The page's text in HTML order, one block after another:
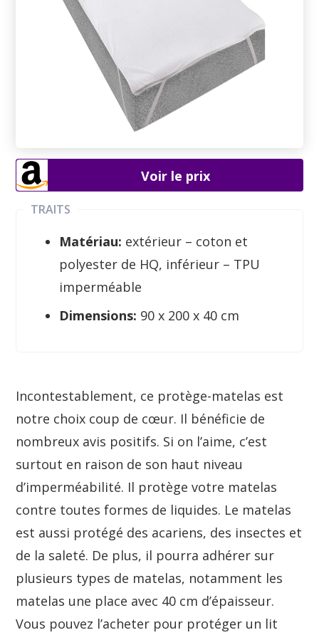
TRAITS
Matériau: extérieur – coton et
polyester de HQ, inférieur – TPU
imperméable
Dimensions: 90 x 200 x 40 cm
Voir le prix
Incontestablement, ce protège-matelas est
notre choix coup de cœur. Il bénéficie de
nombreux avis positifs. Si on l’aime, c’est
surtout en raison de son haut niveau
d’imperméabilité. Il protège votre matelas
contre toutes formes de liquides. Le matelas
est aussi protégé des acariens, des insectes et
de la saleté. De plus, il pourra adhérer sur
plusieurs types de matelas, notamment les
matelas une place avec 40 cm d’épaisseur.
Vous pouvez l’acheter pour protéger un lit